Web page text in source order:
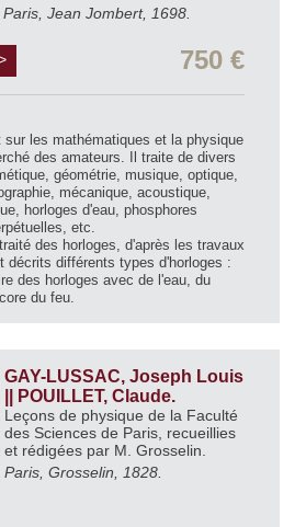
Paris, Jean Jombert, 1698.
750 €
sur les mathématiques et la physique
des amateurs. Il traite de divers
géométrie, musique, optique,
mécanique, acoustique,
horloges d'eau, phosphores
etc.
des horloges, d'après les travaux
décrits différents types d'horloges :
des horloges avec de l'eau, du
du feu.
GAY-LUSSAC, Joseph Louis
|| POUILLET, Claude.
Leçons de physique de la Faculté
des Sciences de Paris, recueillies
et rédigées par M. Grosselin.
Paris, Grosselin, 1828.